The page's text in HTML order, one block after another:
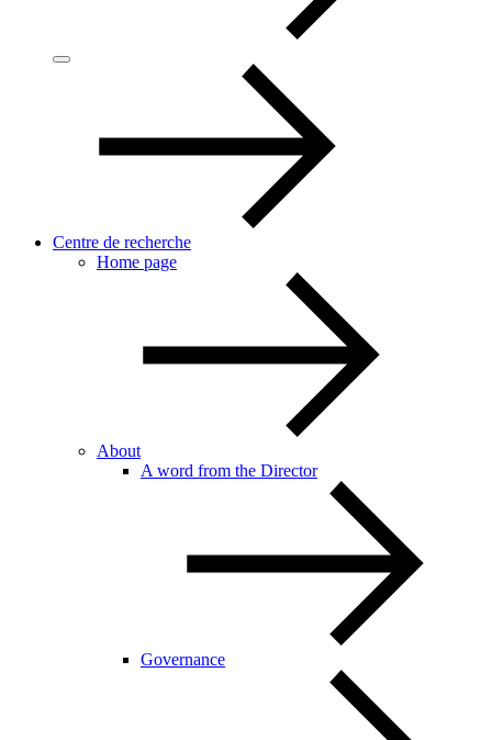
Centre de recherche
Home page
About
A word from the Director
Governance